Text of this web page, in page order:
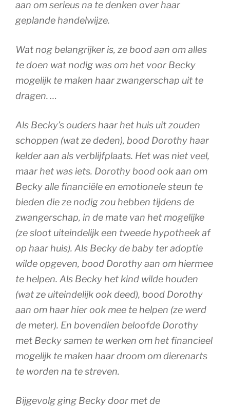
aan om serieus na te denken over haar
geplande handelwijze.
Wat nog belangrijker is, ze bood aan om alles
te doen wat nodig was om het voor Becky
mogelijk te maken haar zwangerschap uit te
dragen. …
Als Becky’s ouders haar het huis uit zouden
schoppen (wat ze deden), bood Dorothy haar
kelder aan als verblijfplaats. Het was niet veel,
maar het was iets. Dorothy bood ook aan om
Becky alle financiële en emotionele steun te
bieden die ze nodig zou hebben tijdens de
zwangerschap, in de mate van het mogelijke
(ze sloot uiteindelijk een tweede hypotheek af
op haar huis). Als Becky de baby ter adoptie
wilde opgeven, bood Dorothy aan om hiermee
te helpen. Als Becky het kind wilde houden
(wat ze uiteindelijk ook deed), bood Dorothy
aan om haar hier ook mee te helpen (ze werd
de meter). En bovendien beloofde Dorothy
met Becky samen te werken om het financieel
mogelijk te maken haar droom om dierenarts
te worden na te streven.
Bijgevolg ging Becky door met de